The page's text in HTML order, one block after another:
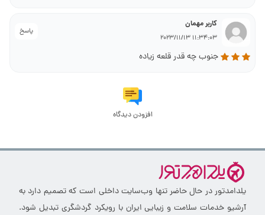
پاسخ
کاربر مهمان
11:34:03 2023/11/13
جنوب چه قدر قلعه زیاده
افزودن دیدگاه
یلدامدتور در حال حاضر تنها وب‌سایت داخلی است که تصمیم دارد به
آرشیو خدمات سلامت و زیبایی ایران با رویکرد گردشگری تبدیل شود.